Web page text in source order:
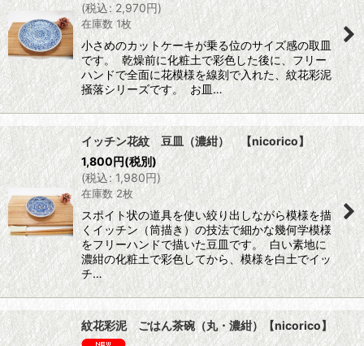
(税込: 2,970円)
在庫数 1枚
小さめのカットケーキが乗る位のサイズ感の取皿
です。 乾燥前に化粧土で彩色した後に、フリー
ハンドで全面に花模様を線刻で入れた、紋花彩泥
掻落シリーズです。 お皿…
イッチン花紋 豆皿（濃紺） 【nicorico】
1,800円(税別)
(税込: 1,980円)
在庫数 2枚
スポイト状の道具を使い絞り出しながら模様を描
くイッチン（筒描き）の技法で細かな幾何学模様
をフリーハンドで描いた豆皿です。 白い素地に
濃紺の化粧土で彩色してから、模様を白土でイッ
チ…
紋花彩泥 ごはん茶碗（丸・濃紺）【nicorico】